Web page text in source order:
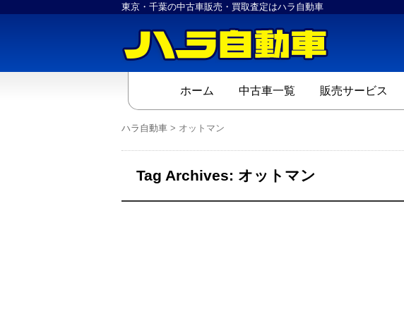
東京・千葉の中古車販売・買取査定はハラ自動車
ホーム 中古車一覧 販売サービス
ハラ自動車 > オットマン
Tag Archives: オットマン